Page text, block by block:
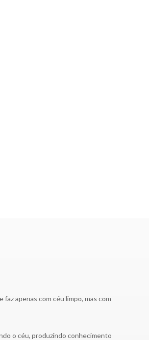
apenas com céu limpo, mas com
o céu, produzindo conhecimento